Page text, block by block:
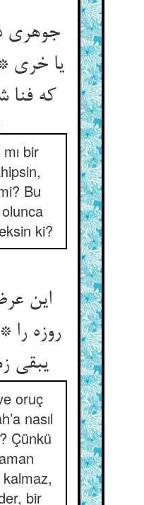
جوهری
یا خری
که فنا
bir
Bu
ki?
این
روزه
یبقی
oruç
nasıl
Çünkü
bir